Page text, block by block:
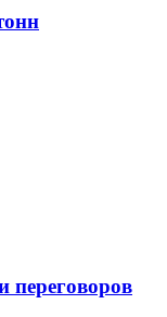
переговоров